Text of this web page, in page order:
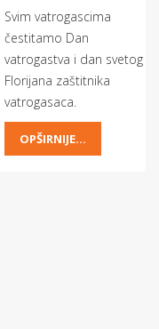
Svim vatrogascima
čestitamo Dan
vatrogastva i dan svetog
Florijana zaštitnika
vatrogasaca.
OPŠIRNIJE...